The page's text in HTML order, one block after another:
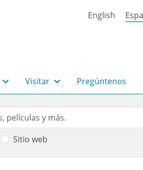
English
Visitar Pregúntenos
Sitio web